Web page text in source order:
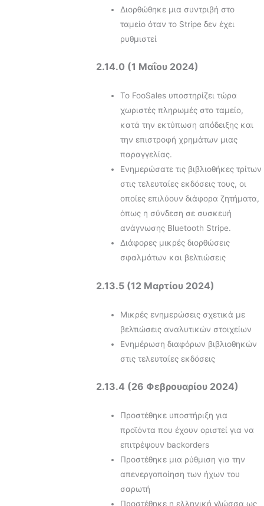
Διορθώθηκε μια συντριβή στο
ταμείο όταν το Stripe δεν έχει
ρυθμιστεί
2.14.0 (1 Μαΐου 2024)
Το FooSales υποστηρίζει τώρα
χωριστές πληρωμές στο ταμείο,
κατά την εκτύπωση απόδειξης και
την επιστροφή χρημάτων μιας
παραγγελίας.
Ενημερώσατε τις βιβλιοθήκες τρίτων
στις τελευταίες εκδόσεις τους, οι
οποίες επιλύουν διάφορα ζητήματα,
όπως η σύνδεση σε συσκευή
ανάγνωσης Bluetooth Stripe.
Διάφορες μικρές διορθώσεις
σφαλμάτων και βελτιώσεις
2.13.5 (12 Μαρτίου 2024)
Μικρές ενημερώσεις σχετικά με
βελτιώσεις αναλυτικών στοιχείων
Ενημέρωση διαφόρων βιβλιοθηκών
στις τελευταίες εκδόσεις
2.13.4 (26 Φεβρουαρίου 2024)
Προστέθηκε υποστήριξη για
προϊόντα που έχουν οριστεί για να
επιτρέψουν backorders
Προστέθηκε μια ρύθμιση για την
απενεργοποίηση των ήχων του
σαρωτή
Προστέθηκε η ελληνική γλώσσα ως